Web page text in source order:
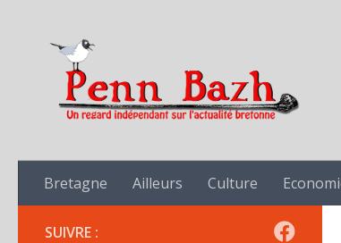
Bretagne Ailleurs Culture
SUIVRE :